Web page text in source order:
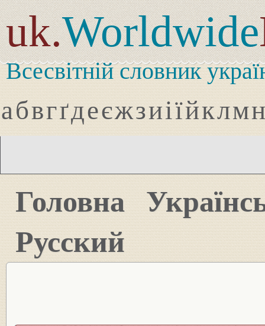
uk.Worldwide
Всесвітній словник
абвгґдеєжзиіїйклмн
Головна
Русский